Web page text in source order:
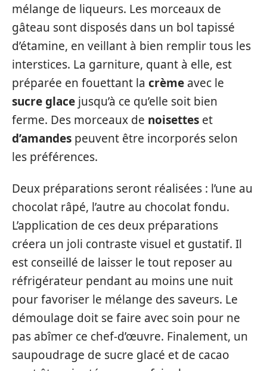
mélange de liqueurs. Les morceaux de
gâteau sont disposés dans un bol tapissé
d’étamine, en veillant à bien remplir tous les
interstices. La garniture, quant à elle, est
préparée en fouettant la crème avec le
sucre glace jusqu’à ce qu’elle soit bien
ferme. Des morceaux de noisettes et
d’amandes peuvent être incorporés selon
les préférences.
Deux préparations seront réalisées : l’une au
chocolat râpé, l’autre au chocolat fondu.
L’application de ces deux préparations
créera un joli contraste visuel et gustatif. Il
est conseillé de laisser le tout reposer au
réfrigérateur pendant au moins une nuit
pour favoriser le mélange des saveurs. Le
démoulage doit se faire avec soin pour ne
pas abîmer ce chef-d’œuvre. Finalement, un
saupoudrage de sucre glacé et de cacao